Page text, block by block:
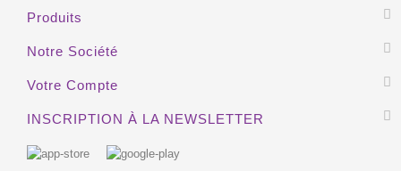
HORS STOCK
Produits
Notre Société
Votre Compte
INSCRIPTION À LA NEWSLETTER